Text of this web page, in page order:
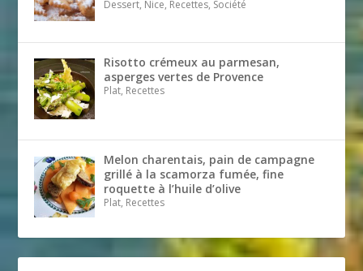
Dessert, Nice, Recettes, Société
Risotto crémeux au parmesan,
asperges vertes de Provence
Plat, Recettes
Melon charentais, pain de campagne
grillé à la scamorza fumée, fine
roquette à l’huile d’olive
Plat, Recettes